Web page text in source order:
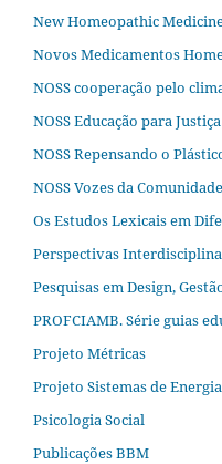
New Homeopathic
Novos Medicamentos
NOSS cooperação pelo
NOSS Educação para
NOSS Repensando o
NOSS Vozes da Comunidade
Os Estudos Lexicais em
Perspectivas
Pesquisas em Design,
PROFCIAMB. Série guias
Projeto Métricas
Projeto Sistemas de
Psicologia Social
Publicações BBM